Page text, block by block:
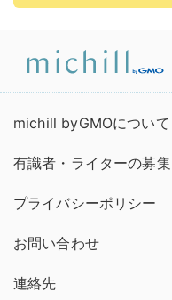
michill byGMOについて
有識者・ライターの募集
プライバシーポリシー
お問い合わせ
連絡先